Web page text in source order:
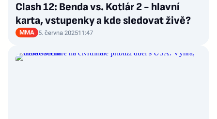
Clash 12: Benda vs. Kotlár 2 - hlavní
karta, vstupenky a kde sledovat živě?
MMA 5. června 202511:47